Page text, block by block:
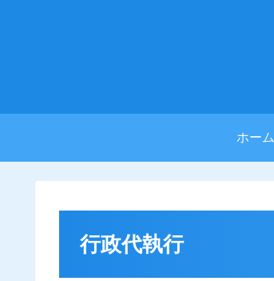
ホーム
行政代執行